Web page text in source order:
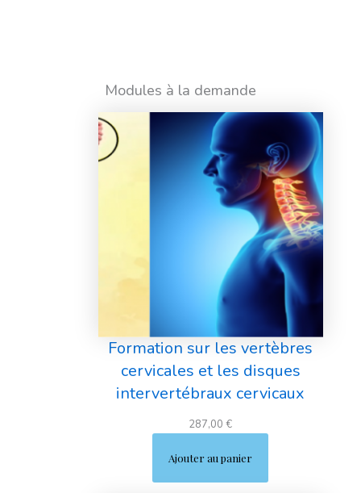
Modules à la demande
Formation sur les vertèbres
cervicales et les disques
intervertébraux cervicaux
287,00€
Ajouter au panier